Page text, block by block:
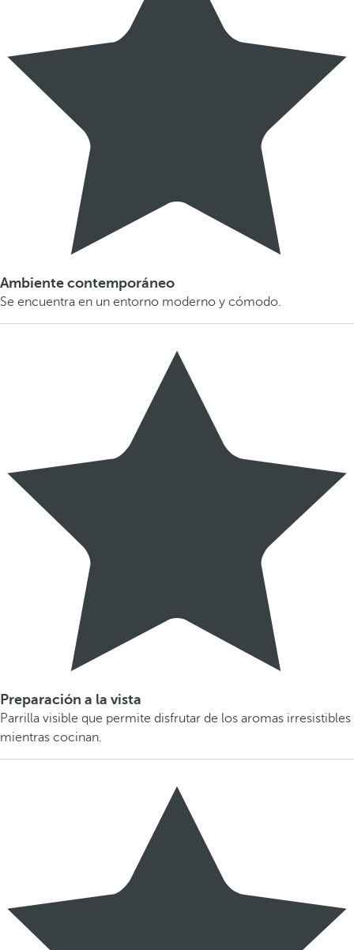
Ambiente contemporáneo
Se encuentra en un entorno moderno y cómodo.
Preparación a la vista
Parrilla visible que permite disfrutar de los aromas irresistibles
mientras cocinan.